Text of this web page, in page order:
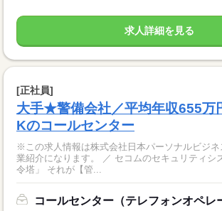
求人詳細を見る
[正社員]
大手★警備会社／平均年収655万
Kのコールセンター
※この求人情報は株式会社日本パーソナルビジ
業紹介になります。 ／ セコムのセキュリティシ
令塔」 それが【管...
コールセンター（テレフォンオペレ